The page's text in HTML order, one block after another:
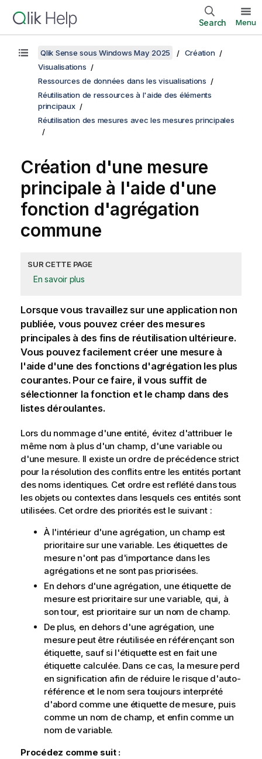
Search Menu
Qlik Sense sous Windows May 2025
Création
Visualisations
Ressources de données dans les visualisations
Réutilisation de ressources à l'aide des éléments
principaux
Réutilisation des mesures avec les mesures principales
Création d'une mesure
principale à l'aide d'une
fonction d'agrégation
commune
SUR CETTE PAGE
En savoir plus
Lorsque vous travaillez sur une application non
publiée, vous pouvez créer des mesures
principales à des fins de réutilisation ultérieure.
Vous pouvez facilement créer une mesure à
l'aide d'une des fonctions d'agrégation les plus
courantes. Pour ce faire, il vous suffit de
sélectionner la fonction et le champ dans des
listes déroulantes.
Lors du nommage d'une entité, évitez d'attribuer le
même nom à plus d'un champ, d'une variable ou
d'une mesure. Il existe un ordre de précédence strict
pour la résolution des conflits entre les entités portant
des noms identiques. Cet ordre est reflété dans tous
les objets ou contextes dans lesquels ces entités sont
utilisées. Cet ordre des priorités est le suivant :
À l'intérieur d'une agrégation, un champ est
prioritaire sur une variable. Les étiquettes de
mesure n'ont pas d'importance dans les
agrégations et ne sont pas priorisées.
En dehors d'une agrégation, une étiquette de
mesure est prioritaire sur une variable, qui, à
son tour, est prioritaire sur un nom de champ.
De plus, en dehors d'une agrégation, une
mesure peut être réutilisée en référençant son
étiquette, sauf si l'étiquette est en fait une
étiquette calculée. Dans ce cas, la mesure perd
en signification afin de réduire le risque d'auto-
référence et le nom sera toujours interprété
d'abord comme une étiquette de mesure, puis
comme un nom de champ, et enfin comme un
nom de variable.
Procédez comme suit :